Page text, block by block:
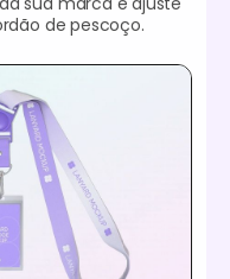
de pescoço.